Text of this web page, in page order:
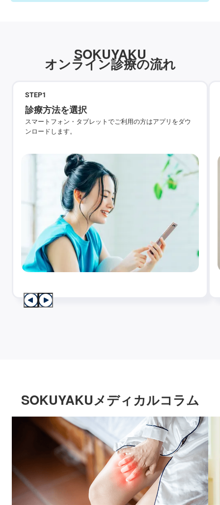
SOKUYAKU
オンライン診療の流れ
STEP1
診療方法を選択
スマートフォン・タブレットでご利用の方はアプリをダウ
ンロードします。
SOKUYAKUメディカルコラム